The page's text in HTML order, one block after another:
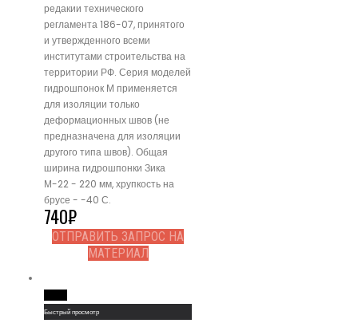
редакии технического
регламента 186-07, принятого
и утвержденного всеми
институтами строительства на
территории РФ. Серия моделей
гидрошпонок М применяется
для изоляции только
деформационных швов (не
предназначена для изоляции
другого типа швов). Общая
ширина гидрошпонки Зика
М-22 - 220 мм, хрупкость на
брусе - -40 С.
740₽
ОТПРАВИТЬ ЗАПРОС НА
МАТЕРИАЛ
Быстрый просмотр